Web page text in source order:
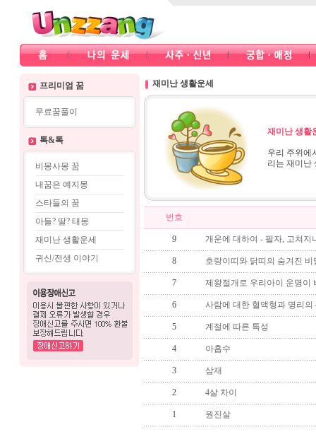
프리미엄 꿈
무료꿈풀이
톡&톡
비몽사몽 꿈
내꿈은 예지몽
스타들의 꿈
아들? 딸? 태몽
재미난 생활운세
귀신/전생 이야기
재미난 생활운세
재미난 생활
우리 주위에
리는 재미난
번호
9 개운에 대하여 - 팔자, 고쳐지
8 호랑이띠와 닭띠의 숨겨진 비
7 제왕절개로 우리아이 운명이
6 사람에 대한 혈액형과 명리의
5 계절에 따른 특성
4 아홉수
3 삼재
2 4살 차이
1 원진살